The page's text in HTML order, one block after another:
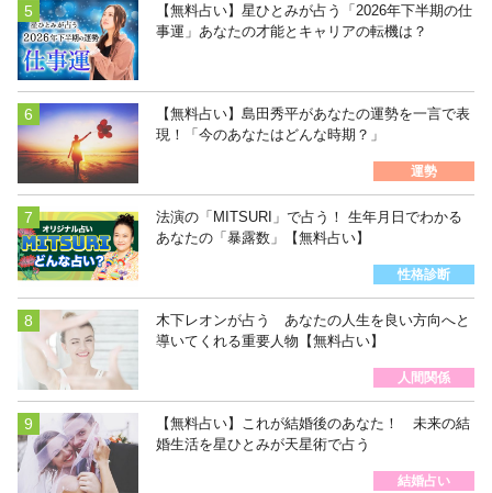
【無料占い】星ひとみが占う「2026年下半期の仕
事運」あなたの才能とキャリアの転機は？
【無料占い】島田秀平があなたの運勢を一言で表
現！「今のあなたはどんな時期？」
運勢
法演の「MITSURI」で占う！ 生年月日でわかる
あなたの「暴露数」【無料占い】
性格診断
木下レオンが占う あなたの人生を良い方向へと
導いてくれる重要人物【無料占い】
人間関係
【無料占い】これが結婚後のあなた！ 未来の結
婚生活を星ひとみが天星術で占う
結婚占い